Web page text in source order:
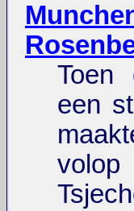
Toen
een